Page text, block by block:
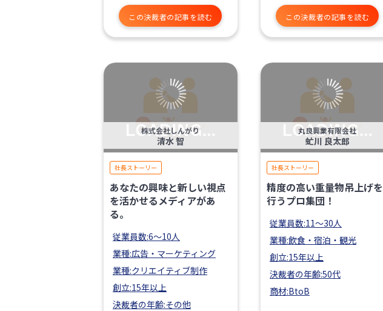
この決裁者の記事を読む この決裁者の記事を読む
株式会社しんがり
清水 智
社長ストーリー
あなたの興味と新しい視点
を活かせるメディアがあ
る。
従業員数:6～10人
業種:広告・マーケティング
業種:クリエイティブ制作
創立:15年以上
決裁者の年齢:その他
丸良興業有限会社
虻川 良太郎
社長ストーリー
精度の高い重量物吊上げを
行うプロ集団！
従業員数:11〜30人
業種:飲食・宿泊・観光
創立:15年以上
決裁者の年齢:50代
商材:BtoB